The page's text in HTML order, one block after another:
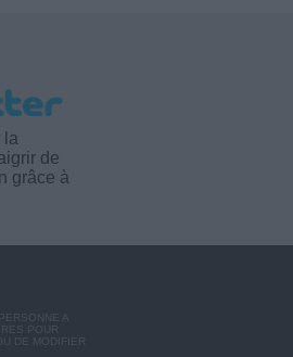
la
de
grâce à
A
POUR
DE MODIFIER